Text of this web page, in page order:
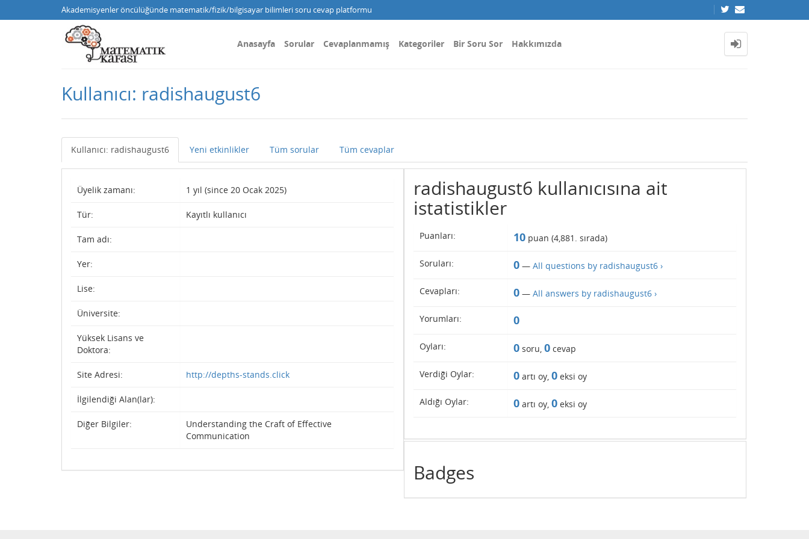
Akademisyenler öncülüğünde matematik/fizik/bilgisayar bilimleri soru cevap platformu
Anasayfa Sorular Cevaplanmamış Kategoriler Bir Soru Sor Hakkımızda
Kullanıcı: radishaugust6
Kullanıcı: radishaugust6 Yeni etkinlikler Tüm sorular Tüm cevaplar
Üyelik zamanı: 1 yıl (since 20 Ocak 2025)
Tür: Kayıtlı kullanıcı
Tam adı:
Yer:
Lise:
Üniversite:
Yüksek Lisans ve
Doktora:
Site Adresi: http://depths-stands.click
İlgilendiği Alan(lar):
Diğer Bilgiler:
Understanding the Craft of Effective
Communication
radishaugust6 kullanıcısına ait
istatistikler
Puanları: 10puan (4,881 . sırada)
Soruları: 0— All questions by radishaugust6 ›
Cevapları: 0— All answers by radishaugust6 ›
Yorumları: 0
Oyları: 0soru, 0cevap
Verdiği Oylar: 0artı oy, 0eksi oy
Aldığı Oylar: 0artı oy, 0eksi oy
Badges